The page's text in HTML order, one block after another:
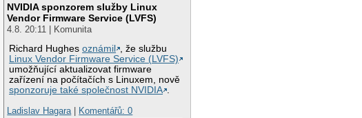
NVIDIA sponzorem služby Linux
Vendor Firmware Service (LVFS)
4.8. 20:11 | Komunita
Richard Hughesoznámil
, že službu
Linux Vendor Firmware Service (LVFS)
umožňující aktualizovat firmware
zařízení na počítačích s Linuxem, nově
sponzoruje také společnost NVIDIA .
Ladislav Hagara| Komentářů: 0